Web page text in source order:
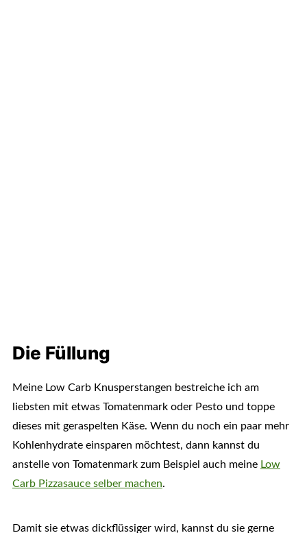
Die Füllung
Meine Low Carb Knusperstangen bestreiche ich am
liebsten mit etwas Tomatenmark oder Pesto und toppe
dieses mit geraspelten Käse. Wenn du noch ein paar mehr
Kohlenhydrate einsparen möchtest, dann kannst du
anstelle von Tomatenmark zum Beispiel auch meine Low
Carb Pizzasauce selber machen.
Damit sie etwas dickflüssiger wird, kannst du sie gerne